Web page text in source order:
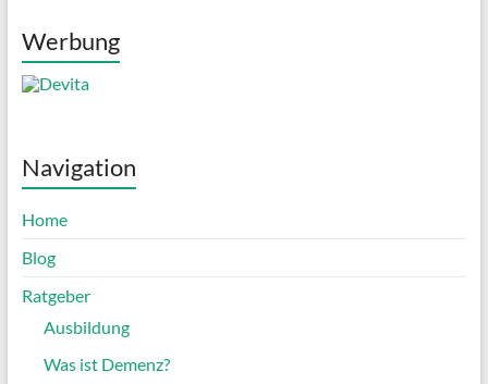
Werbung
Navigation
Home
Blog
Ratgeber
Ausbildung
Was ist Demenz?